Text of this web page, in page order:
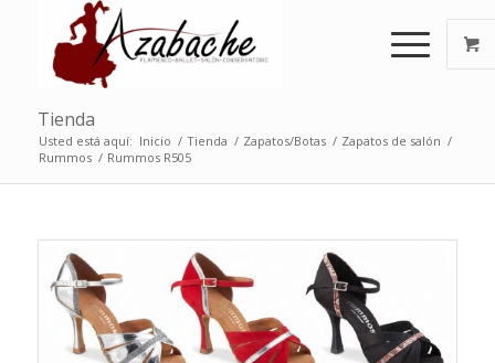
Tienda
Usted está aquí: Inicio / Tienda / Zapatos/Botas / Zapatos de salón /
Rummos / Rummos R505